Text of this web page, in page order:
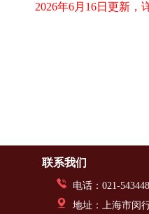
2026年6月16日更新，
联系我们
电话：021-
地址：上海市闵